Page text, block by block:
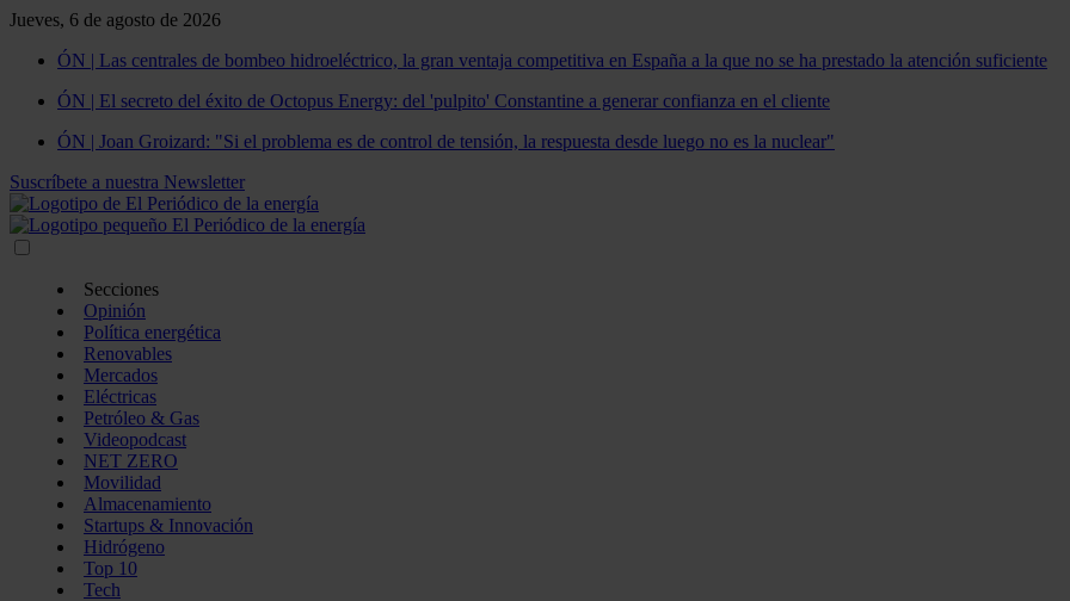
Jueves, 6 de agosto de 2026
ÓN | Las centrales de bombeo hidroeléctrico, la gran ventaja competitiva en España a la que no se ha prestado la atención suficiente
ÓN | El secreto del éxito de Octopus Energy: del 'pulpito' Constantine a generar confianza en el cliente
ÓN | Joan Groizard: "Si el problema es de control de tensión, la respuesta desde luego no es la nuclear"
Suscríbete a nuestra Newsletter
Secciones
Opinión
Política energética
Renovables
Mercados
Eléctricas
Petróleo & Gas
Videopodcast
NET ZERO
Movilidad
Almacenamiento
Startups & Innovación
Hidrógeno
Top 10
Tech